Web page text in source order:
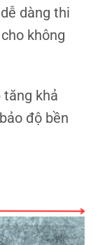
dàng thi
không
khả
độ bền